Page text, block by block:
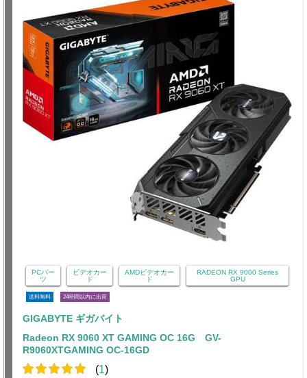
PCパー
ツ
ビデオカー
ド
AMDビデオカー
ド
RADEON RX 9000 Series
GPU
送料無料 24時間以内に出荷
GIGABYTE ギガバイト
Radeon RX 9060 XT GAMING OC 16G GV-
R9060XTGAMING OC-16GD
(1)